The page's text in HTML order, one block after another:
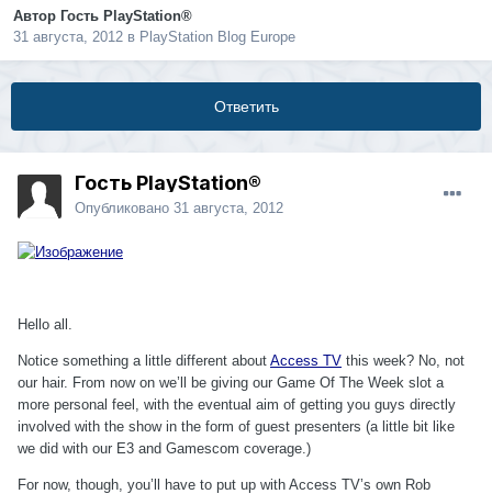
Автор Гость PlayStation®
31 августа, 2012 в PlayStation Blog Europe
Ответить
Гость PlayStation®
Опубликовано 31 августа, 2012
Hello all.
Notice something a little different about Access TV this week? No, not
our hair. From now on we’ll be giving our Game Of The Week slot a
more personal feel, with the eventual aim of getting you guys directly
involved with the show in the form of guest presenters (a little bit like
we did with our E3 and Gamescom coverage.)
For now, though, you’ll have to put up with Access TV’s own Rob